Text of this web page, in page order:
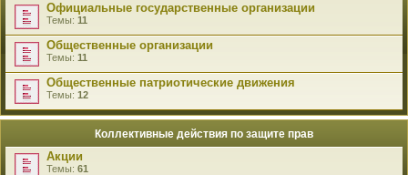
Официальные государственные организации
Темы: 11
Общественные организации
Темы: 11
Общественные патриотические движения
Темы: 12
Коллективные действия по защите прав
Акции
Темы: 61